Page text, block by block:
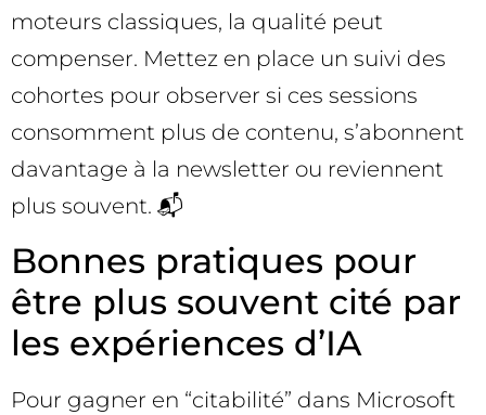
moteurs classiques, la qualité peut
compenser. Mettez en place un suivi des
cohortes pour observer si ces sessions
consomment plus de contenu, s’abonnent
davantage à la newsletter ou reviennent
plus souvent. 📬
Bonnes pratiques pour
être plus souvent cité par
les expériences d’IA
Pour gagner en “citabilité” dans Microsoft